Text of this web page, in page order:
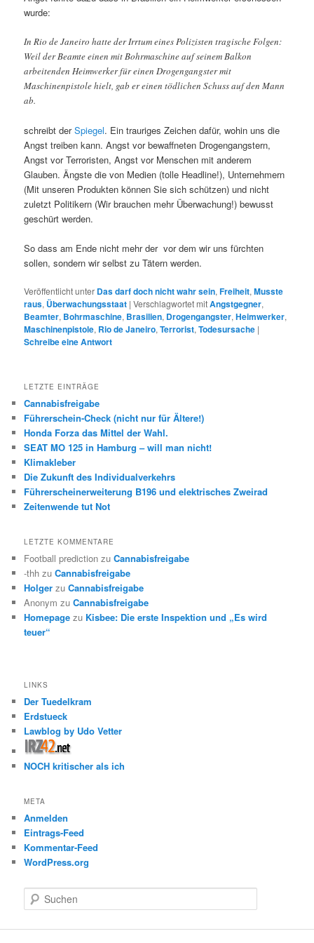
wurde:
In Rio de Janeiro hatte der Irrtum eines Polizisten tragische Folgen:
Weil der Beamte einen mit Bohrmaschine auf seinem Balkon
arbeitenden Heimwerker für einen Drogengangster mit
Maschinenpistole hielt, gab er einen tödlichen Schuss auf den Mann
ab.
schreibt derSpiegel. Ein trauriges Zeichen dafür, wohin uns die
Angst treiben kann. Angst vor bewaffneten Drogengangstern,
Angst vor Terroristen, Angst vor Menschen mit anderem
Glauben. Ängste die von Medien (tolle Headline!), Unternehmern
(Mit unseren Produkten können Sie sich schützen) und nicht
zuletzt Politikern (Wir brauchen mehr Überwachung!) bewusst
geschürt werden.
So dass am Ende nicht mehr der vor dem wir uns fürchten
sollen, sondern wir selbst zu Tätern werden.
Veröffentlicht unter Das darf doch nicht wahr sein,Freiheit,Musste
raus, Überwachungsstaat |Verschlagwortet mitAngstgegner,
Beamter, Bohrmaschine, Brasilien, Drogengangster,Heimwerker,
Maschinenpistole, Rio de Janeiro,Terrorist,Todesursache |
Schreibe eine Antwort
LETZTE EINTRÄGE
Cannabisfreigabe
Führerschein-Check (nicht nur für Ältere!)
Honda Forza das Mittel der Wahl.
SEAT MO 125 in Hamburg – will man nicht!
Klimakleber
Die Zukunft des Individualverkehrs
Führerscheinerweiterung B196 und elektrisches Zweirad
Zeitenwende tut Not
LETZTE KOMMENTARE
Football prediction zuCannabisfreigabe
-thh zuCannabisfreigabe
Holger zuCannabisfreigabe
Anonym zuCannabisfreigabe
Homepage zu Kisbee: Die erste Inspektion und „Es wird
teuer“
LINKS
Der Tuedelkram
Erdstueck
Lawblog by Udo Vetter
NOCH kritischer als ich
META
Anmelden
Eintrags-Feed
Kommentar-Feed
WordPress.org
u